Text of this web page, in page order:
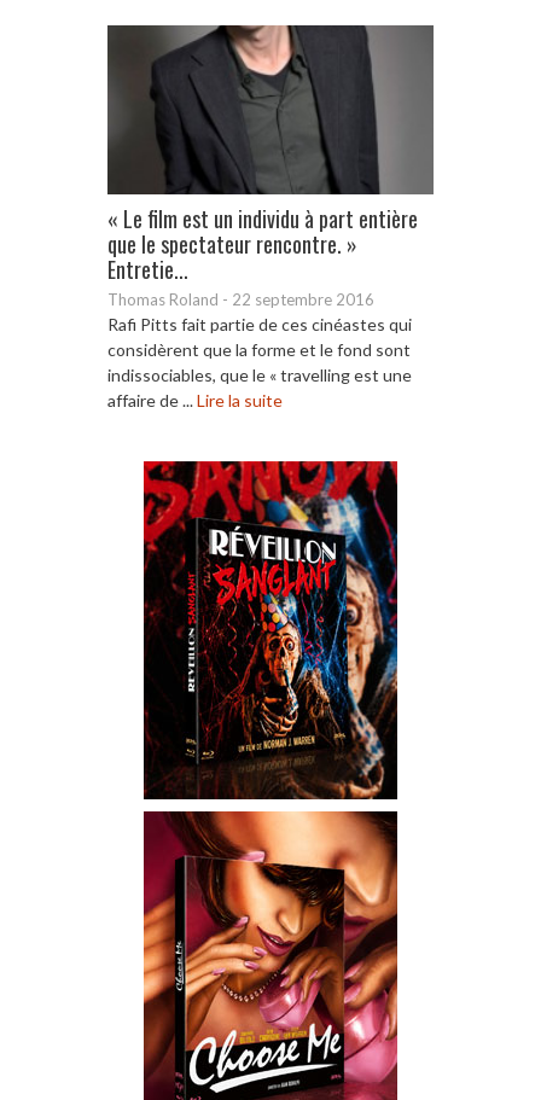
« Le film est un individu à part entière
que le spectateur rencontre. »
Entretie...
Thomas Roland - 22 septembre 2016
Rafi Pitts fait partie de ces cinéastes qui
considèrent que la forme et le fond sont
indissociables, que le « travelling est une
affaire de ...Lire la suite